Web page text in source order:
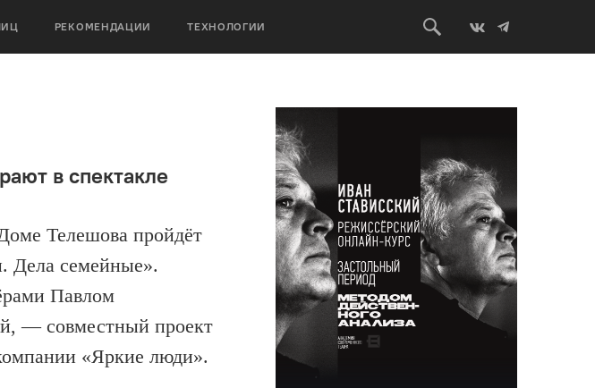
РЕКОМЕНДАЦИИ ТЕХНОЛОГИИ
в спектакле
Телешова пройдёт
Дела семейные».
Павлом
— совместный проект
«Яркие люди».